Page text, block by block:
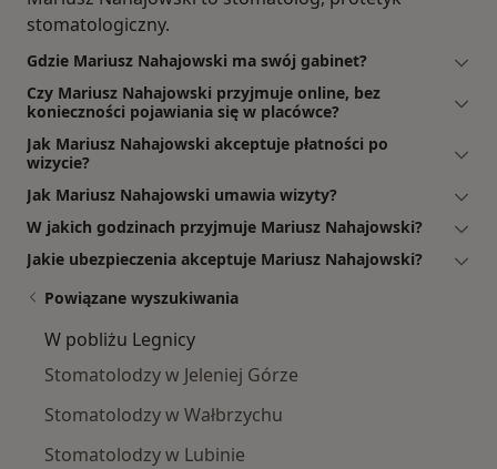
stomatologiczny.
Gdzie Mariusz Nahajowski ma swój gabinet?
Czy Mariusz Nahajowski przyjmuje online, bez
konieczności pojawiania się w placówce?
Jak Mariusz Nahajowski akceptuje płatności po
wizycie?
Jak Mariusz Nahajowski umawia wizyty?
W jakich godzinach przyjmuje Mariusz Nahajowski?
Jakie ubezpieczenia akceptuje Mariusz Nahajowski?
Powiązane wyszukiwania
W pobliżu Legnicy
Stomatolodzy w Jeleniej Górze
Stomatolodzy w Wałbrzychu
Stomatolodzy w Lubinie